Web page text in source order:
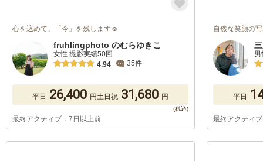
心を込めて、「今」を残します☺︎︎
fruhlingphoto のむらゆきこ
女性 撮影実績50回
4.94
35件
平日 26,400 円土日祝 31,680 円
最終アクティブ：7日以上前
自然な笑顔の
平日
最終アクティ